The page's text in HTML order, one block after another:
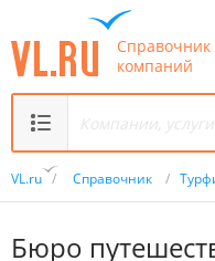
Справочник
компаний
VL.ru / Справочник /
Бюро